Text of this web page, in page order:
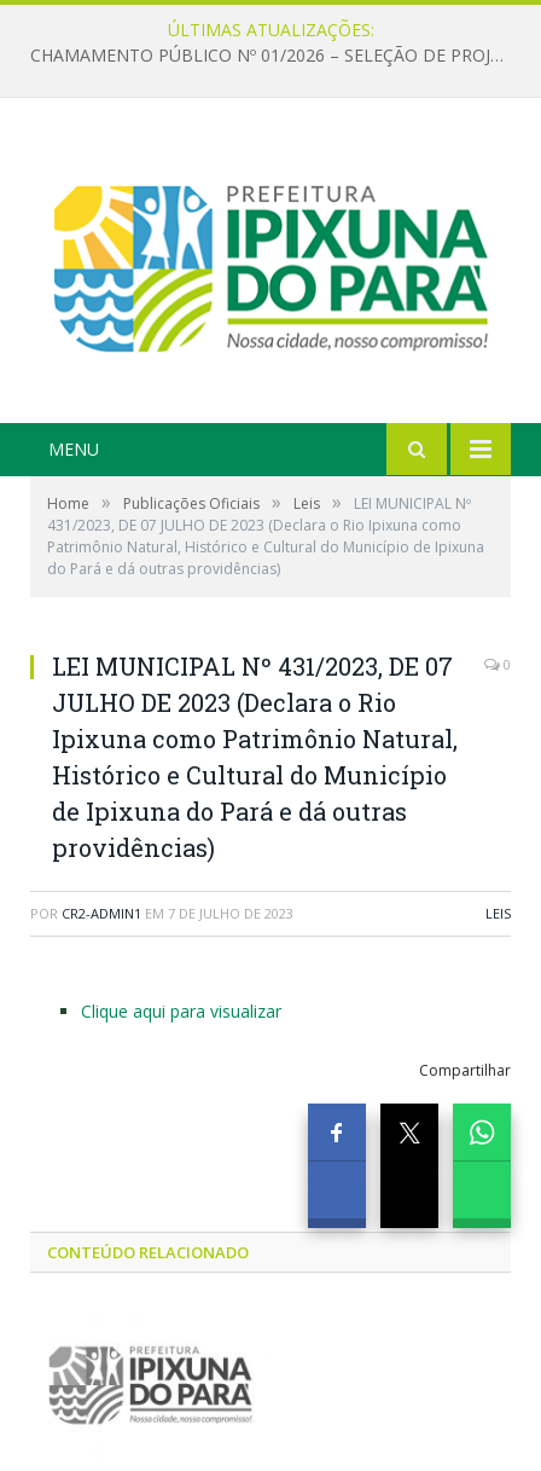
ÚLTIMAS ATUALIZAÇÕES:
CHAMAMENTO PÚBLICO Nº 01/2026 – SELEÇÃO DE PROJETOS PARA FIRMAR TERMO DE EXECUÇÃO CULTURAL COM RECURSOS DA POLÍTICA NACIONAL ALDIR BLANC DE FOMENTO À CULTURA – PNAB (LEI Nº 14.399/2022)
MENU
Home » Publicações Oficiais » Leis »
LEI MUNICIPAL Nº
431/2023, DE 07 JULHO DE 2023 (Declara o Rio Ipixuna como
Patrimônio Natural, Histórico e Cultural do Município de Ipixuna
do Pará e dá outras providências)
LEI MUNICIPAL Nº 431/2023, DE 07
JULHO DE 2023 (Declara o Rio
Ipixuna como Patrimônio Natural,
Histórico e Cultural do Município
de Ipixuna do Pará e dá outras
providências)
0
POR CR2-ADMIN1 EM 7 DE JULHO DE 2023 LEIS
Clique aqui para visualizar
Compartilhar
CONTEÚDO RELACIONADO